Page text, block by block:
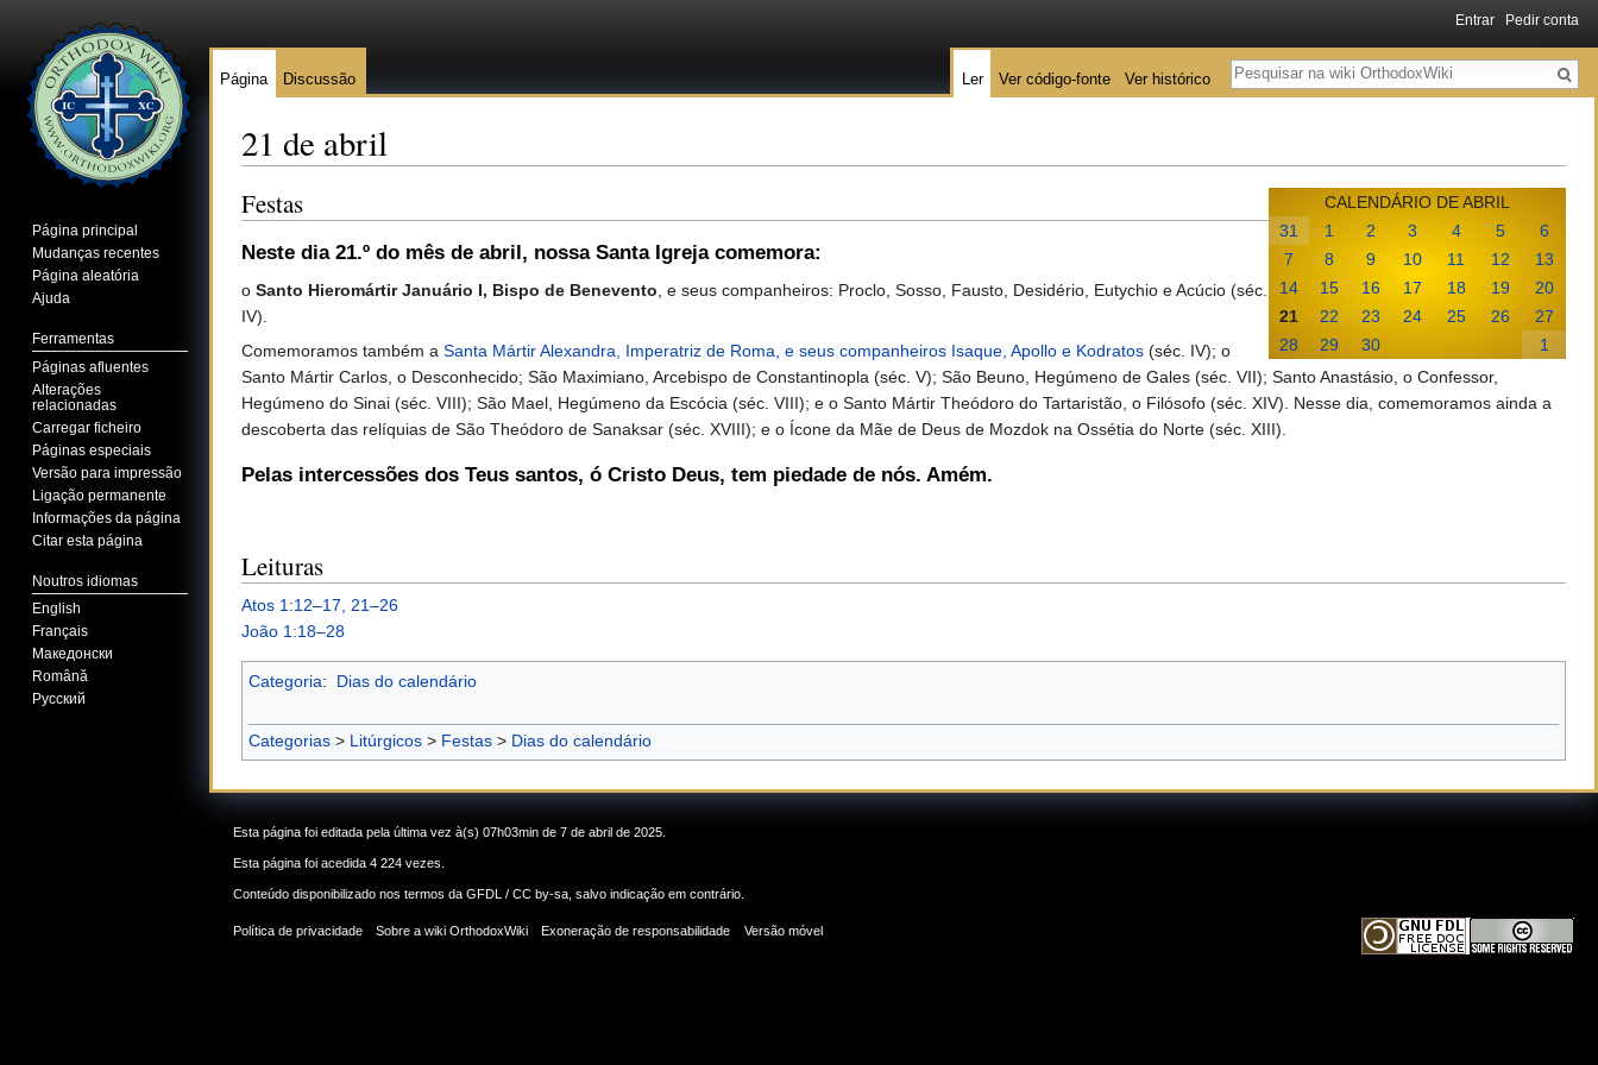
21 de abril
CALENDÁRIO DE ABRIL
31
1 2 3 4 5
6
7
8 9 10 11 12
13
14
15 16 17 18 19
20
21
22 23 24 25 26
27
28
29 30 1
Festas
Neste dia 21.º do mês de abril, nossa Santa Igreja comemora:
o Santo Hieromártir Januário I, Bispo de Benevento , e seus companheiros: Proclo, Sosso, Fausto, Desidério, Eutychio e Acúcio (séc.
IV).
Comemoramos também a Santa Mártir Alexandra, Imperatriz de Roma, e seus companheiros Isaque, Apollo e Kodratos (séc. IV); o
Santo Mártir Carlos, o Desconhecido; São Maximiano, Arcebispo de Constantinopla (séc. V); São Beuno, Hegúmeno de Gales (séc. VII); Santo Anastásio, o Confessor,
Hegúmeno do Sinai (séc. VIII); São Mael, Hegúmeno da Escócia (séc. VIII); e o Santo Mártir Theódoro do Tartaristão, o Filósofo (séc. XIV). Nesse dia, comemoramos ainda a
descoberta das relíquias de São Theódoro de Sanaksar (séc. XVIII); e o Ícone da Mãe de Deus de Mozdok na Ossétia do Norte (séc. XIII).
Pelas intercessões dos Teus santos, ó Cristo Deus, tem piedade de nós. Amém.
Leituras
Atos 1:12–17, 21–26
João 1:18–28
Categoria: Dias do calendário
Categorias > Litúrgicos > Festas > Dias do calendário
Entrar Pedir conta
Página Discussão Ler Ver código-fonte Ver histórico
Pesquisa
Página principal
Mudanças recentes
Página aleatória
Ajuda
Ferramentas
Páginas afluentes
Alterações
relacionadas
Carregar ficheiro
Páginas especiais
Versão para impressão
Ligação permanente
Informações da página
Citar esta página
Noutros idiomas
English
Français
Македонски
Română
Русский
Esta página foi editada pela última vez à(s) 07h03min de 7 de abril de 2025.
Esta página foi acedida 4 224 vezes.
Conteúdo disponibilizado nos termos da GFDL / CC by-sa, salvo indicação em contrário.
Política de privacidade Sobre a wiki OrthodoxWiki Exoneração de responsabilidade Versão móvel